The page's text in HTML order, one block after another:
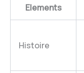
Elements
Histoire